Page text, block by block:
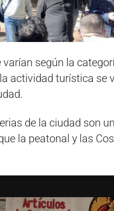
según la
actividad turística se
de la ciudad son
la peatonal y las